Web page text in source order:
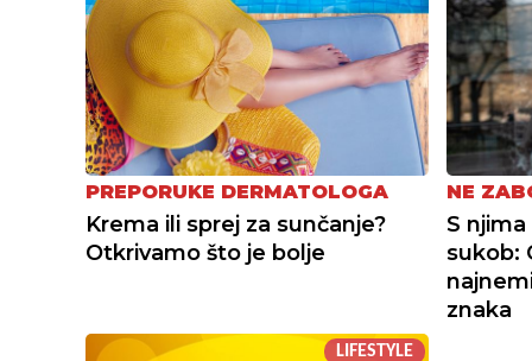
PREPORUKE DERMATOLOGA
Krema ili sprej za sunčanje?
Otkrivamo što je bolje
NE
S
sukob:
znaka
LIFESTYLE